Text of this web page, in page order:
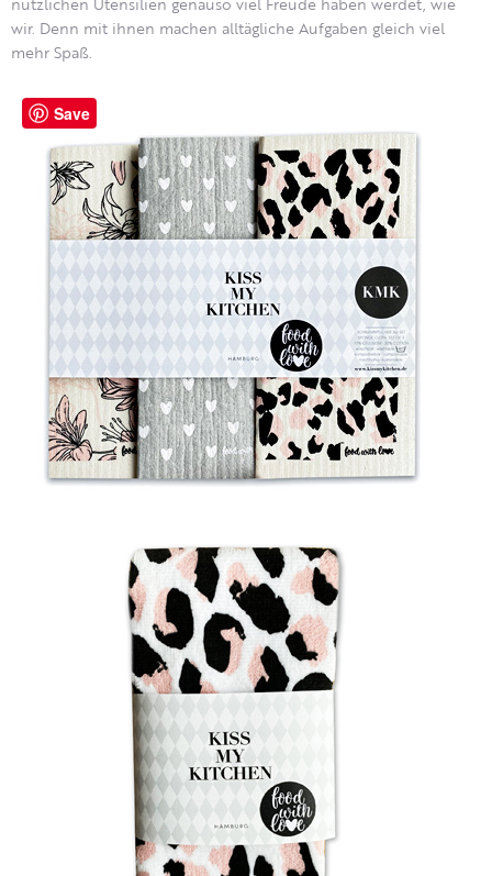
wir. Denn mit ihnen machen alltägliche Aufgaben gleich viel
mehr Spaß.
Save